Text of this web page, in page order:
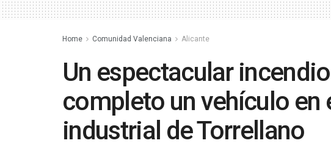
Home Comunidad Valenciana Alicante
Un espectacular
completo un vehículo en
industrial de Torrellano